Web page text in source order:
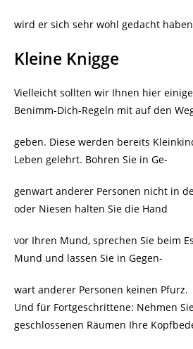
wird er sich sehr wohl gedacht
Kleine Knigge
Vielleicht sollten wir Ihnen hier
Benimm-Dich-Regeln mit auf den
geben. Diese werden bereits
Leben gelehrt. Bohren Sie in Ge-
genwart anderer Personen nicht in
oder Niesen halten Sie die Hand
vor Ihren Mund, sprechen Sie beim
Mund und lassen Sie in Gegen-
wart anderer Personen keinen Pfurz.
Und für Fortgeschrittene: Nehmen
geschlossenen Räumen Ihre